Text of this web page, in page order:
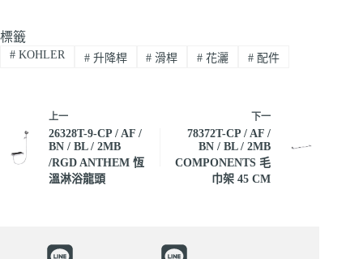
標籤
#KOHLER #升降桿 # 滑桿 # 花灑 # 配件
上一
26328T-9-CP / AF /
BN / BL / 2MB
/RGD ANTHEM 恆
溫淋浴龍頭
下一
78372T-CP / AF /
BN / BL / 2MB
COMPONENTS 毛
巾架 45 CM